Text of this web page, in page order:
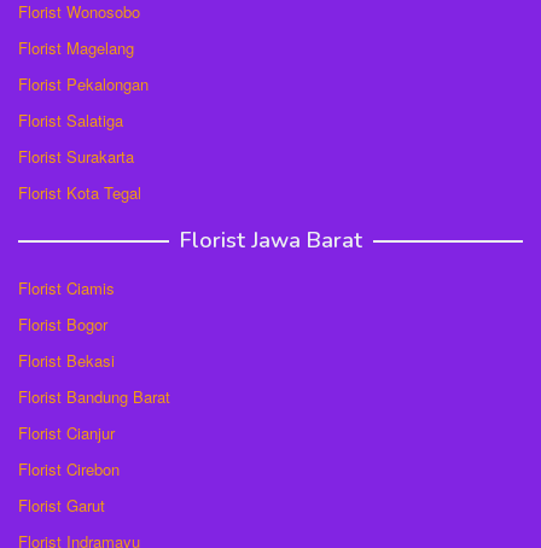
Florist Wonosobo
Florist Magelang
Florist Pekalongan
Florist Salatiga
Florist Surakarta
Florist Kota Tegal
Florist Jawa Barat
Florist Ciamis
Florist Bogor
Florist Bekasi
Florist Bandung Barat
Florist Cianjur
Florist Cirebon
Florist Garut
Florist Indramayu